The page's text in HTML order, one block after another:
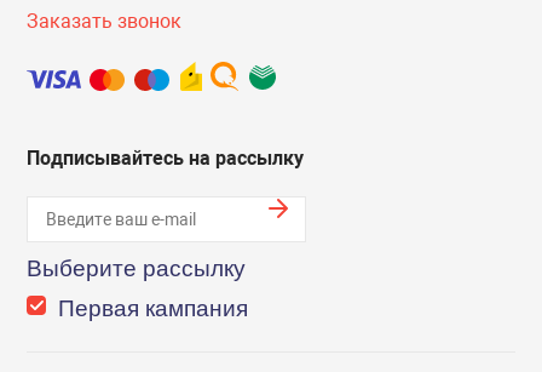
Заказать звонок
Подписывайтесь на рассылку
Выберите рассылку
Первая кампания